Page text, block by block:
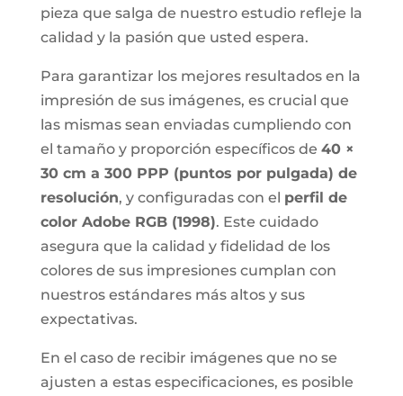
pieza que salga de nuestro estudio refleje la
calidad y la pasión que usted espera.
Para garantizar los mejores resultados en la
impresión de sus imágenes, es crucial que
las mismas sean enviadas cumpliendo con
el tamaño y proporción específicos de 40 ×
30 cm a 300 PPP (puntos por pulgada) de
resolución, y configuradas con el perfil de
color Adobe RGB (1998). Este cuidado
asegura que la calidad y fidelidad de los
colores de sus impresiones cumplan con
nuestros estándares más altos y sus
expectativas.
En el caso de recibir imágenes que no se
ajusten a estas especificaciones, es posible